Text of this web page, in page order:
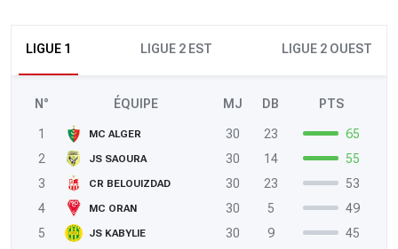
LIGUE 1 LIGUE 2 EST LIGUE 2 OUEST
N° ÉQUIPE MJ DB PTS
1 MC ALGER 30 23
65
2
JS SAOURA 30 14
55
3
CR BELOUIZDAD 30 23
53
4
MC ORAN 30 5
49
5
JS KABYLIE 30 9
45